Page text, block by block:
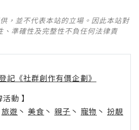
，並不代表本站的立場。因此本站對
、準確性及完整性不負任何法律責
記《社群創作有價企劃》
動 】
旅遊 丶 美食 丶 親子 丶 寵物 丶 扮靚